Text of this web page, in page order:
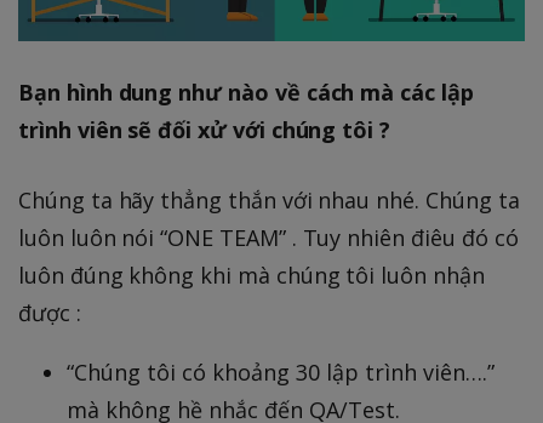
Bạn hình dung như nào về cách mà các lập
trình viên sẽ đối xử với chúng tôi ?
Chúng ta hãy thẳng thắn với nhau nhé. Chúng ta
luôn luôn nói “ONE TEAM” . Tuy nhiên điêu đó có
luôn đúng không khi mà chúng tôi luôn nhận
được :
“Chúng tôi có khoảng 30 lập trình viên….”
mà không hề nhắc đến QA/Test.